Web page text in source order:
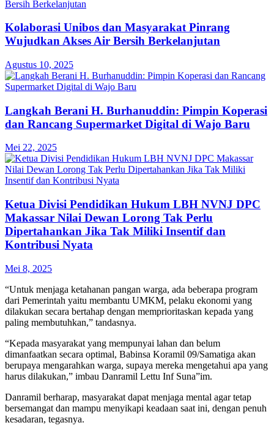
Kolaborasi Unibos dan Masyarakat Pinrang
Wujudkan Akses Air Bersih Berkelanjutan
Agustus 10, 2025
Langkah Berani H. Burhanuddin: Pimpin Koperasi
dan Rancang Supermarket Digital di Wajo Baru
Mei 22, 2025
Ketua Divisi Pendidikan Hukum LBH NVNJ DPC
Makassar Nilai Dewan Lorong Tak Perlu
Dipertahankan Jika Tak Miliki Insentif dan
Kontribusi Nyata
Mei 8, 2025
“Untuk menjaga ketahanan pangan warga, ada beberapa program
dari Pemerintah yaitu membantu UMKM, pelaku ekonomi yang
dilakukan secara bertahap dengan memprioritaskan kepada yang
paling membutuhkan,” tandasnya.
“Kepada masyarakat yang mempunyai lahan dan belum
dimanfaatkan secara optimal, Babinsa Koramil 09/Samatiga akan
berupaya mengarahkan warga, supaya mereka mengetahui apa yang
harus dilakukan,” imbau Danramil Lettu Inf Suna”im.
Danramil berharap, masyarakat dapat menjaga mental agar tetap
bersemangat dan mampu menyikapi keadaan saat ini, dengan penuh
kesadaran, tegasnya.